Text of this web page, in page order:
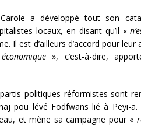
a développé tout son
locaux, en disant qu’il «
Il est d’ailleurs d’accord pour leur
», c’est-à-dire,
politiques réformistes sont
pou lévé Fodfwans lié à Peyi-
et mène sa campagne pour «